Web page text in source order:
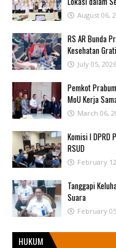
August 06,
RS AR Bunda
Kesehatan
July 05, 2026
Pemkot
MoU Kerja
March 06,
Komisi I DPRD
RSUD
February
Tanggapi
Suara
February
HUKUM